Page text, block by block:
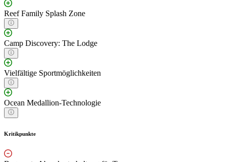
Reef Family Splash Zone
Camp Discovery: The Lodge
Vielfältige Sportmöglichkeiten
Ocean Medallion-Technologie
Kritikpunkte